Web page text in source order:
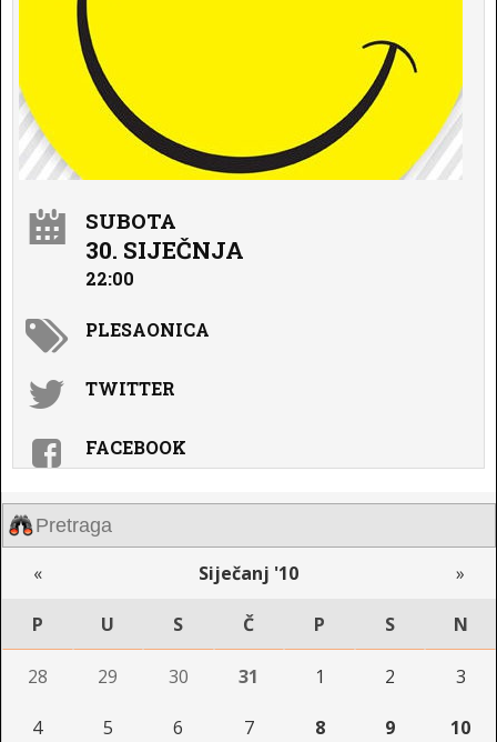
SUBOTA
30. SIJEČNJA
22:00
PLESAONICA
TWITTER
FACEBOOK
« Siječanj '10 »
P U S Č P S N
28 29 30 31 1 2 3
4 5 6 7 8 9 10